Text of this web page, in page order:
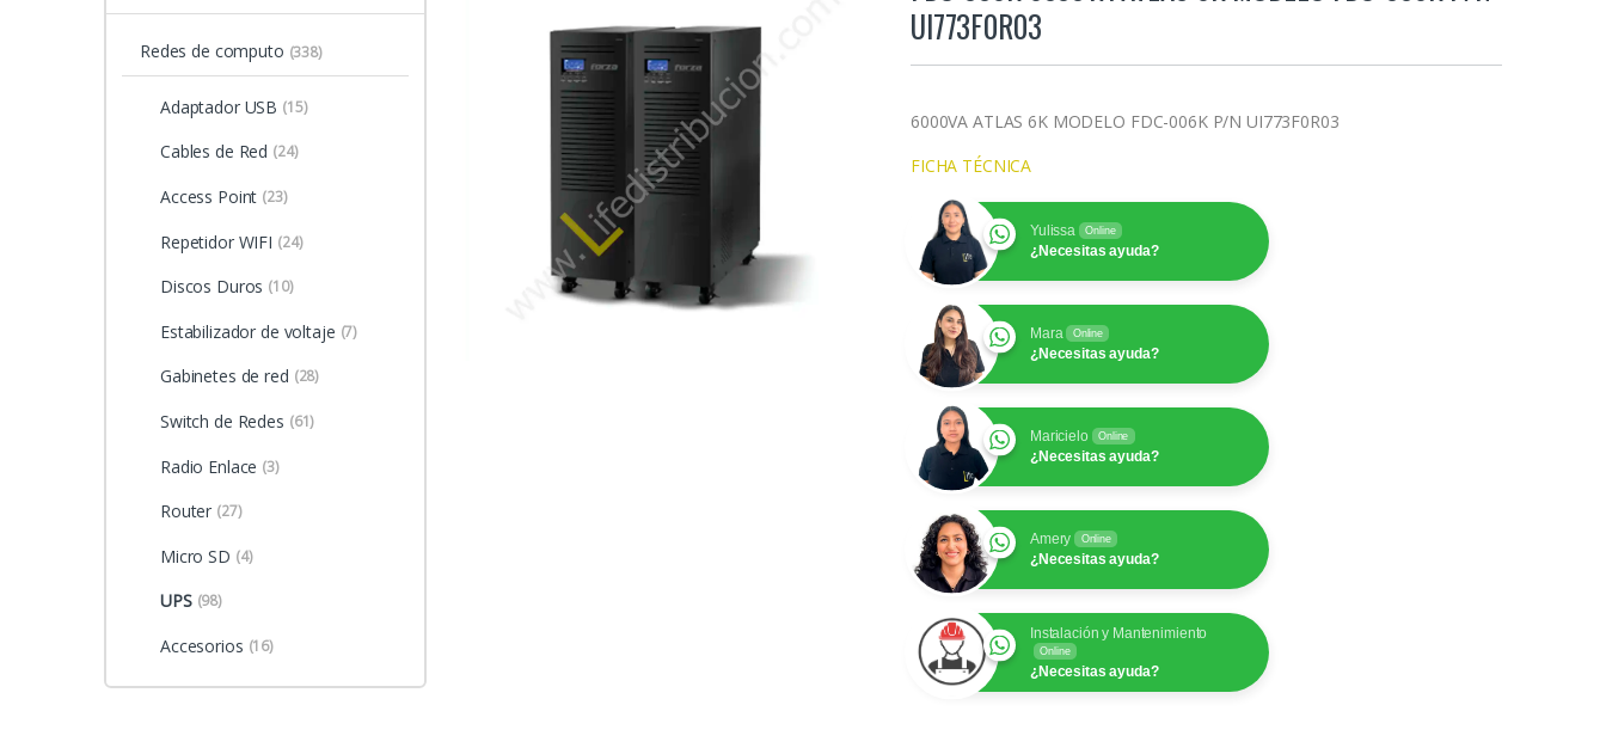
UI773F0R03
6000VA ATLAS 6K MODELO FDC-006K P/N UI773F0R03
FICHA TÉCNICA
Yulissa Online
¿Necesitas ayuda?
Mara Online
¿Necesitas ayuda?
Maricielo Online
¿Necesitas ayuda?
Amery Online
¿Necesitas ayuda?
Instalación y Mantenimiento
Online
¿Necesitas ayuda?
Redes de computo (338)
Adaptador USB (15)
Cables de Red (24)
Access Point (23)
Repetidor WIFI (24)
Discos Duros (10)
Estabilizador de voltaje (7)
Gabinetes de red (28)
Switch de Redes (61)
Radio Enlace (3)
Router (27)
Micro SD (4)
UPS (98)
Accesorios (16)